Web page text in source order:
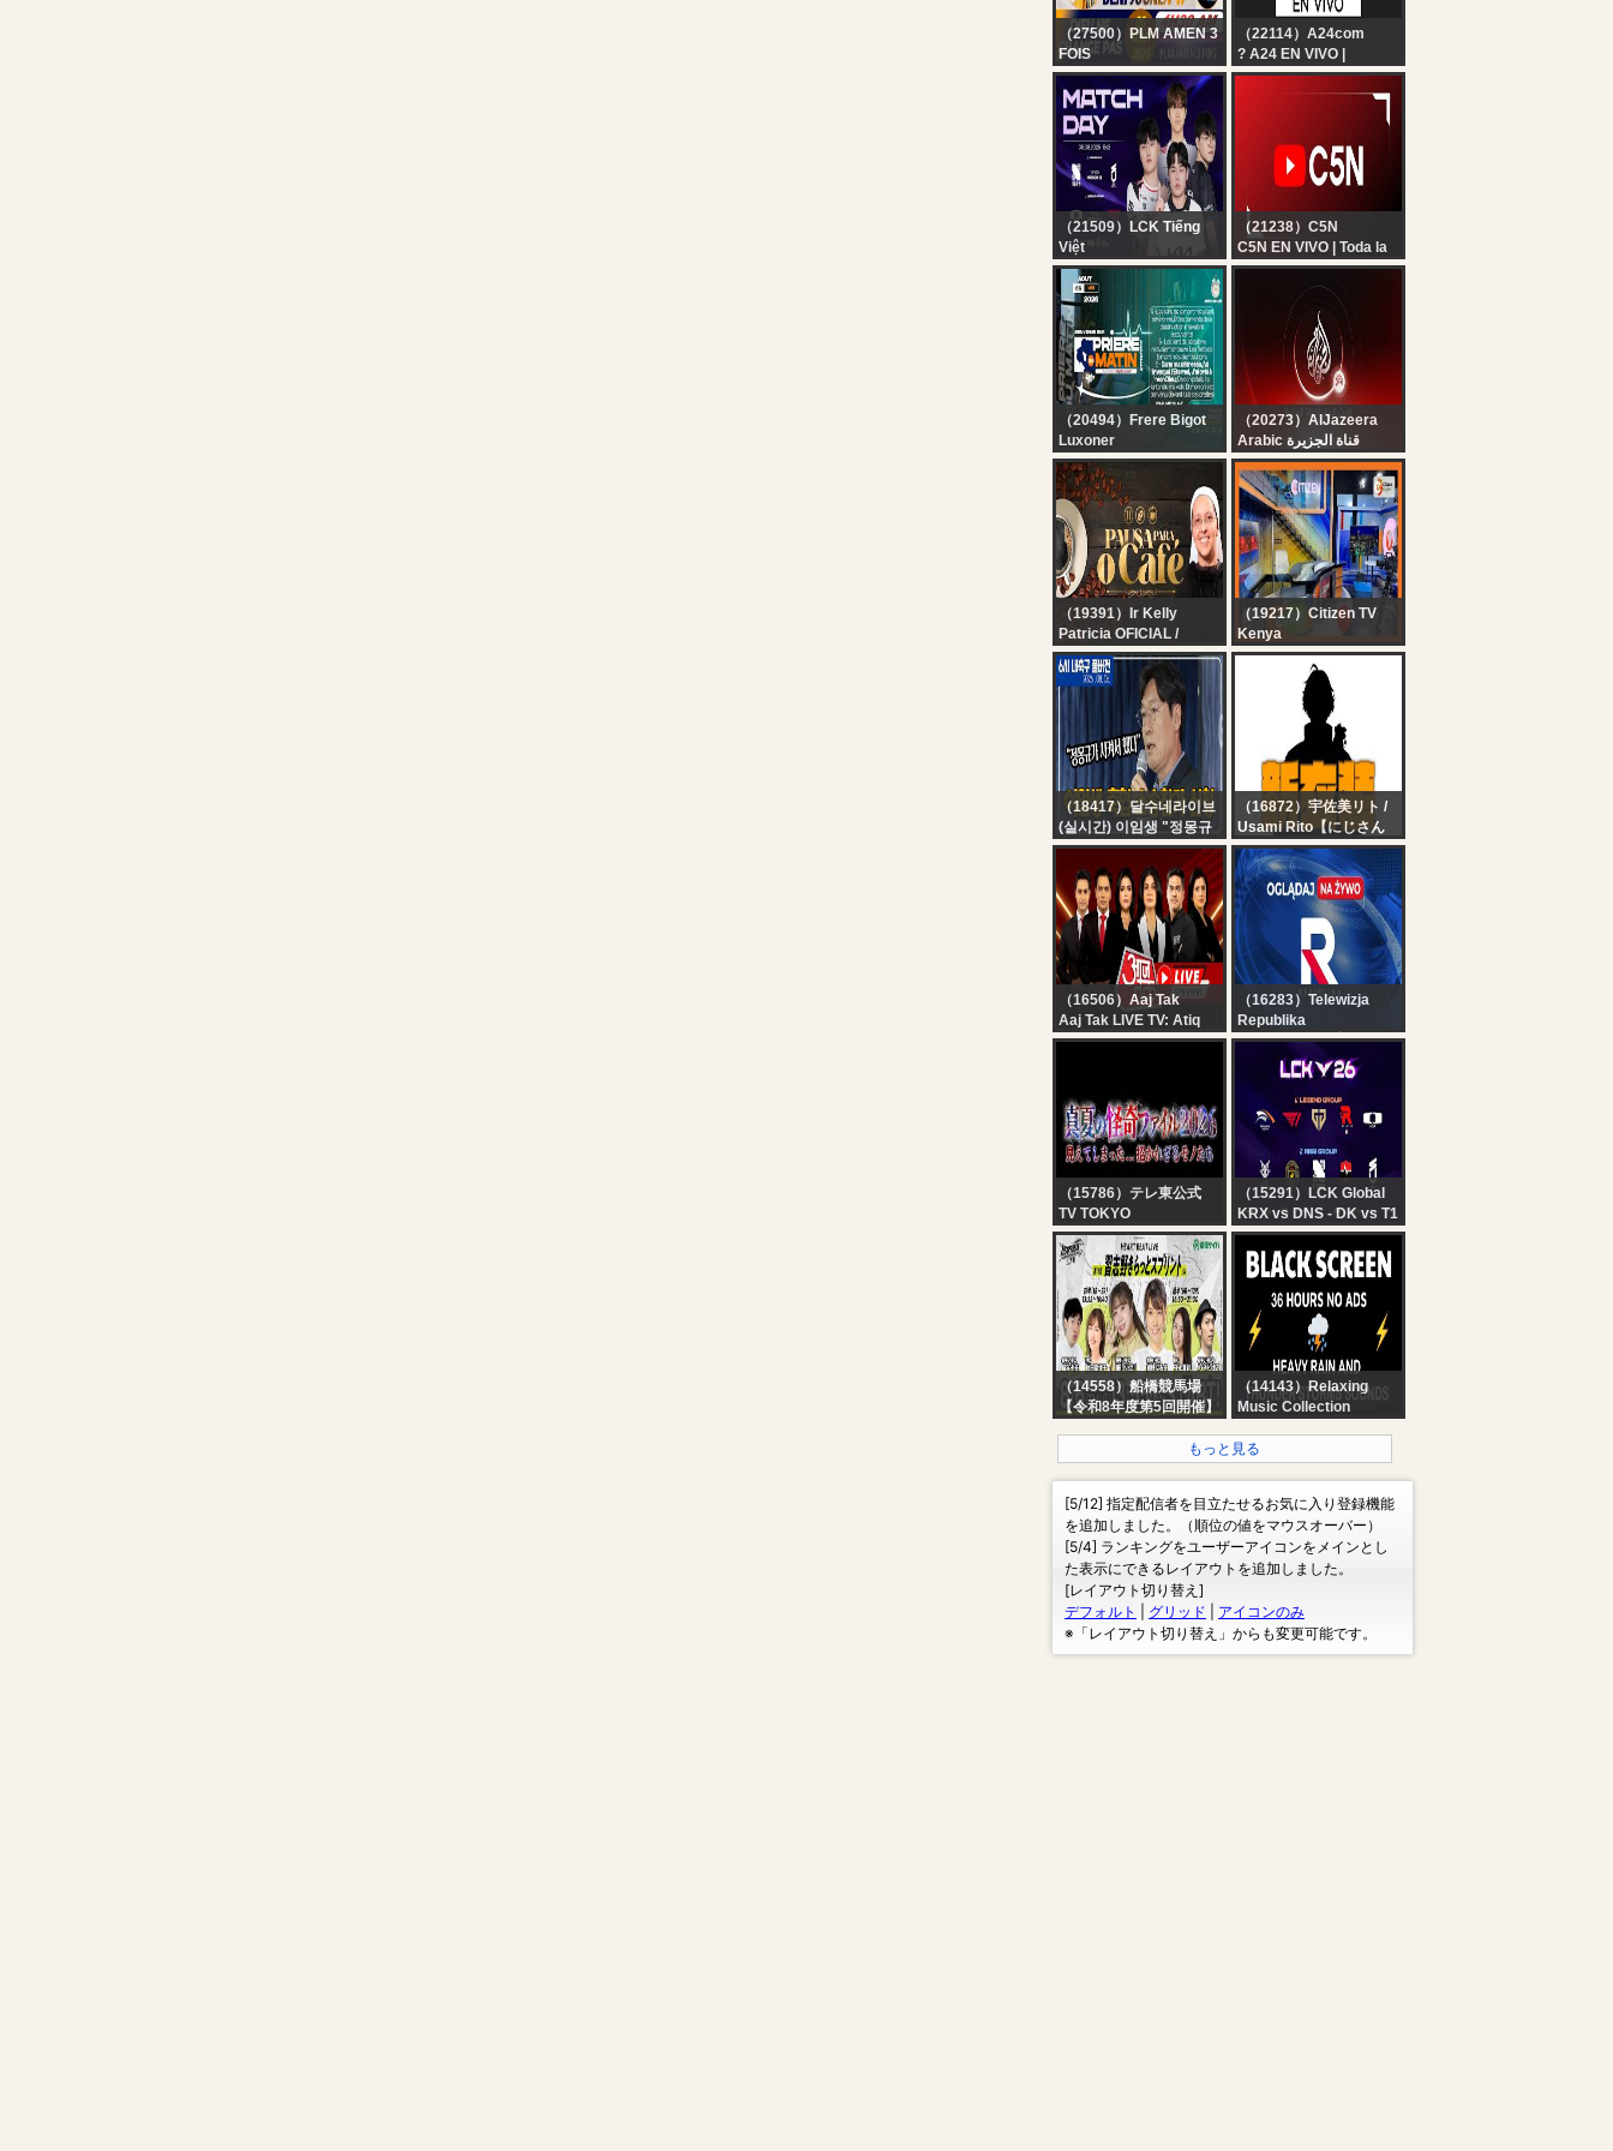
（27500）PLM AMEN 3
FOIS
BENI JOUNEN W ||
PRIÈRE DU MATIN ||
DIEU NE CHANGE PAS
|| 06 AOÛT 2026 || PLM
AMEN 3 FOIS...
（22114）A24com
? A24 EN VIVO |
Noticias de Argentina y
el mundo las 24 horas
（21509）LCK Tiếng
Việt
Bình Luận Tiếng Việt:
KRX vs DNS l DK vs T1
| LCK 2026
（21238）C5N
C5N EN VIVO | Toda la
información en un solo
lugar | Seguí la
transmisión las 24
（20494）Frere Bigot
Luxoner
PRIERE DU MATIN 06
AOUT 2026 -
CHERCHER BONDIEU
AVANT - FRERE BIGOT
LUXONER
（20273）AlJazeera
Arabic قناة الجزيرة
البث الحي لقناة الجزيرة |
التغطية مستمرة
（19391）Ir Kelly
Patricia OFICIAL /
Instituto Hesed
Pausa para o café |
Instituto Hesed - 06/08
（19217）Citizen TV
Kenya
Citizen TV Live:
（18417）달수네라이브
(실시간) 이임생 "정몽규
가 시켰다" / 축구협회 X
접대 충격 / 압수수색 헬게
이트 / 화제작 영화 오디세
이 / 찬우형 출연 기념 세
리에A 프리뷰 [6시 내축
구] [라이너]
（16872）宇佐美リト /
Usami Rito【にじさん
じ】
【新衣装お披露目】そっ
ちどうやって行けばい
い？【宇佐美リト/にじさ
んじ】
（16506）Aaj Tak
Aaj Tak LIVE TV: Atiq
Ahmed Son Death |
Hindi News
（16283）Telewizja
Republika
RELACJA NA ŻYWO -
OGLĄDAJ Telewizja
Republika
（15786）テレ東公式
TV TOKYO
【公式】真夏の怪奇ファ
イル2026 #恐怖 #心霊
（15291）LCK Global
KRX vs DNS - DK vs T1
| 2026 LCK
（14558）船橋競馬場
【令和8年度第5回開催】
橋ハートビートライブ」
（14143）Relaxing
Music Collection
Thunder Sounds for
Sleeping - Black
Thunderstorm for Rest,
Live
もっと見る
[5/12] 指定配信者を目立たせるお気に入り登録機能
を追加しました。（順位の値をマウスオーバー）
[5/4] ランキングをユーザーアイコンをメインとし
た表示にできるレイアウトを追加しました。
[レイアウト切り替え]
デフォルト
グリッド
アイコンのみ
※「レイアウト切り替え」からも変更可能です。